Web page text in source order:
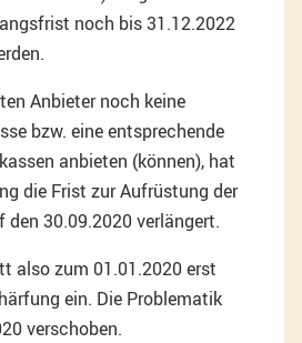
noch bis 31.12.2022
Anbieter noch keine
bzw. eine entsprechende
anbieten (können), hat
die Frist zur Aufrüstung der
den 30.09.2020 verlängert.
also zum 01.01.2020 erst
ein. Die Problematik
verschoben.